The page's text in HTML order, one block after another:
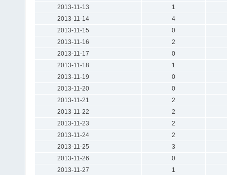
2013-11-13
1
2013-11-14
4
2013-11-15
0
2013-11-16
2
2013-11-17
0
2013-11-18
1
2013-11-19
0
2013-11-20
0
2013-11-21
2
2013-11-22
2
2013-11-23
2
2013-11-24
2
2013-11-25
3
2013-11-26
0
2013-11-27
1